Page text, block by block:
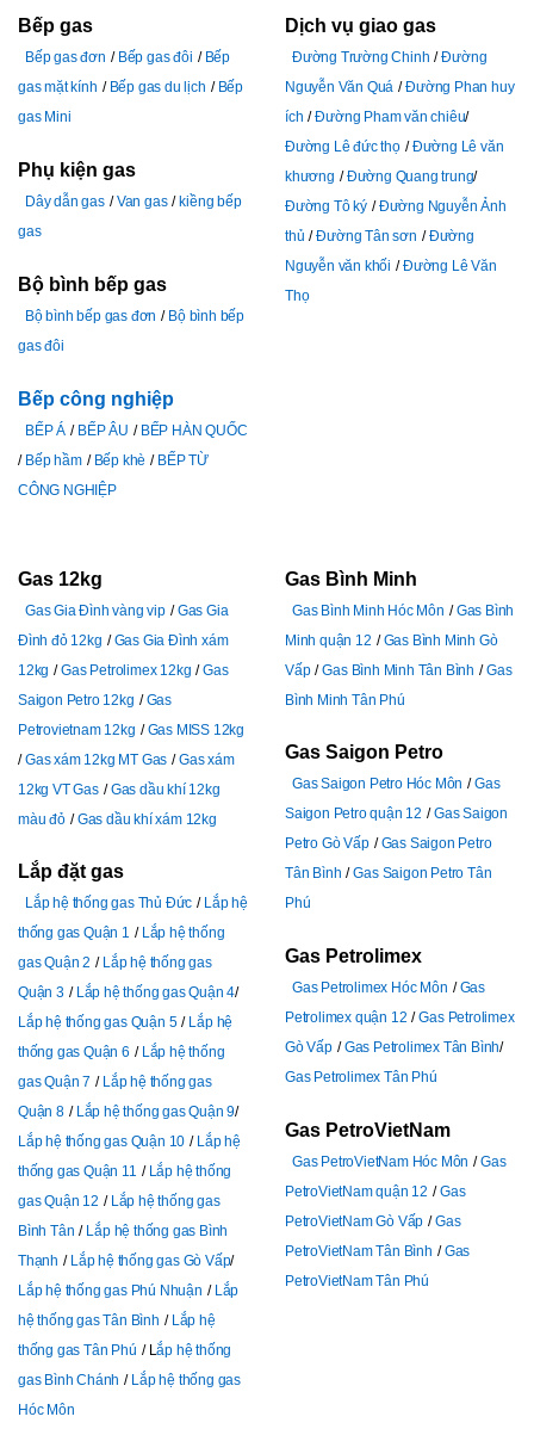
Bếp gas
Bếp gas đơn Bếp gas đôi
Bếp
gas mặt kính
Bếp gas du lịch
Bếp
gas Mini
Phụ kiện gas
Dây dẫn gas Van gas
kiềng bếp
gas
Bộ bình bếp gas
Bộ bình bếp gas đơn
Bộ bình bếp
gas đôi
Bếp công nghiệp
BẾP Á BẾP ÂU
BẾP HÀN QUỐC
Bếp hầm
Bếp khè
BẾP TỪ
CÔNG NGHIỆP
Dịch vụ giao gas
Đường Trường Chinh
Đường
Nguyễn Văn Quá
Đường Phan huy
ích
Đường Pham văn chiêu
Đường Lê đức thọ
Đường Lê văn
khương
Đường Quang trung
Đường Tô ký
Đường Nguyễn Ảnh
thủ
Đường Tân sơn
Đường
Nguyễn văn khối
Đường Lê Văn
Thọ
Gas 12kg
Gas Gia Đình vàng vip
Gas Gia
Đình đỏ 12kg
Gas Gia Đình xám
12kg
Gas Petrolimex 12kg
Gas
Saigon Petro 12kg
Gas
Petrovietnam 12kg
Gas MISS 12kg
Gas xám 12kg MT Gas
Gas xám
12kg VT Gas
Gas dầu khí 12kg
màu đỏ
Gas dầu khí xám 12kg
Lắp đặt gas
Lắp hệ thống gas Thủ Đức
Lắp hệ
thống gas Quận 1
Lắp hệ thống
gas Quận 2
Lắp hệ thống gas
Quận 3
Lắp hệ thống gas Quận 4
Lắp hệ thống gas Quận 5
Lắp hệ
thống gas Quận 6
Lắp hệ thống
gas Quận 7
Lắp hệ thống gas
Quận 8
Lắp hệ thống gas Quận 9
Lắp hệ thống gas Quận 10
Lắp hệ
thống gas Quận 11
Lắp hệ thống
gas Quận 12
Lắp hệ thống gas
Bình Tân
Lắp hệ thống gas Bình
Thạnh
Lắp hệ thống gas Gò Vấp
Lắp hệ thống gas Phú Nhuận
Lắp
hệ thống gas Tân Bình
Lắp hệ
thống gas Tân Phú
Lắp hệ thống
gas Bình Chánh
Lắp hệ thống gas
Hóc Môn
Gas Bình Minh
Gas Bình Minh Hóc Môn
Gas Bình
Minh quận 12
Gas Bình Minh Gò
Vấp
Gas Bình Minh Tân Bình
Gas
Bình Minh Tân Phú
Gas Saigon Petro
Gas Saigon Petro Hóc Môn
Gas
Saigon Petro quận 12
Gas Saigon
Petro Gò Vấp
Gas Saigon Petro
Tân Bình
Gas Saigon Petro Tân
Phú
Gas Petrolimex
Gas Petrolimex Hóc Môn
Gas
Petrolimex quận 12
Gas Petrolimex
Gò Vấp
Gas Petrolimex Tân Bình
Gas Petrolimex Tân Phú
Gas PetroVietNam
Gas PetroVietNam Hóc Môn
Gas
PetroVietNam quận 12
Gas
PetroVietNam Gò Vấp
Gas
PetroVietNam Tân Bình
Gas
PetroVietNam Tân Phú